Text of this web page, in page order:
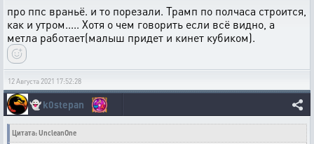
про ппс враньё. и то порезали. Трамп по полчаса строится,
как и утром..... Хотя о чем говорить если всё видно, а
метла работает(малыш придет и кинет кубиком).
12 Августа 2021 17:52:28
👻k0stepan
Цитата: UncleanOne